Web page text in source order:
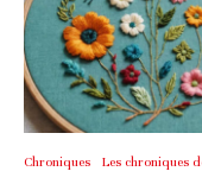
Chroniques Les chroniques